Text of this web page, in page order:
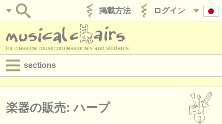
ログイン
掲載方法
for classical music professionals and students
sections
求人情報 (演奏関係の職)
楽器の販売: ハープ